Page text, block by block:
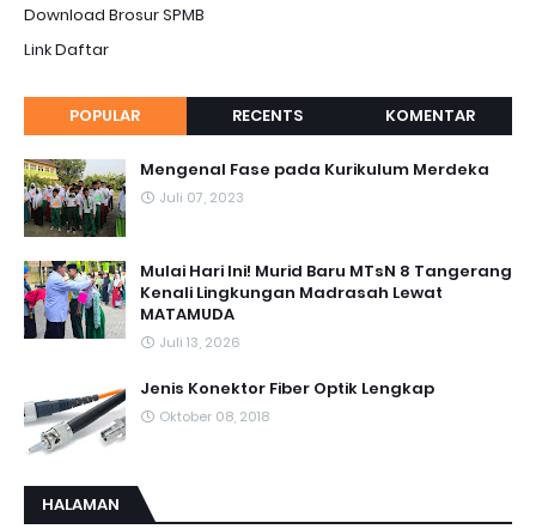
Download Brosur SPMB
Link Daftar
POPULAR RECENTS KOMENTAR
Mengenal Fase pada Kurikulum Merdeka
Juli 07, 2023
Mulai Hari Ini! Murid Baru MTsN 8 Tangerang
Kenali Lingkungan Madrasah Lewat
MATAMUDA
Juli 13, 2026
Jenis Konektor Fiber Optik Lengkap
Oktober 08, 2018
HALAMAN